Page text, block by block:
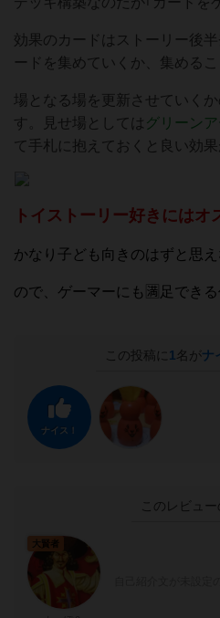
効果のカードはストーリー後
ードを集めていくか、集める
場となる場を更新させていく
す。見せ場としては グリーン
て手札に抱えておくと良い効
トイストーリー好きにはオ
かなり子ども向きのはずと思
ので、ゲーマーにも🈵️足できる
この投稿に 1 名がナ
ナイス！
このレビュ
大賢者